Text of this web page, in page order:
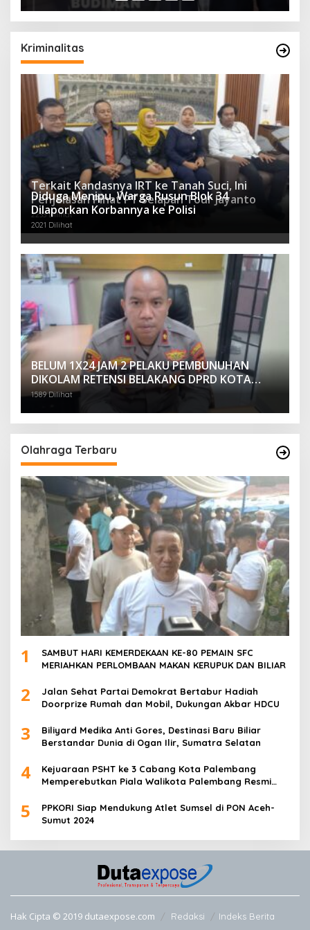
Kriminalitas
Terkait Kandasnya IRT ke Tanah Suci, Ini
Penjelasan Pihat PT Selapan Tour Jayanto
2233 Dilihat
Diduga Menipu, Warga Rusun Blok 34
Dilaporkan Korbannya ke Polisi
2021 Dilihat
BELUM 1X24 JAM 2 PELAKU PEMBUNUHAN
DIKOLAM RETENSI BELAKANG DPRD KOTA
PALEMBANG TELAH DIRINGKUS ANGGOTA
1589 Dilihat
Olahraga Terbaru
1
SAMBUT HARI KEMERDEKAAN KE-80 PEMAIN SFC
MERIAHKAN PERLOMBAAN MAKAN KERUPUK DAN BILIAR
2
Jalan Sehat Partai Demokrat Bertabur Hadiah
Doorprize Rumah dan Mobil, Dukungan Akbar HDCU
3
Biliyard Medika Anti Gores, Destinasi Baru Biliar
Berstandar Dunia di Ogan Ilir, Sumatra Selatan
4
Kejuaraan PSHT ke 3 Cabang Kota Palembang
Memperebutkan Piala Walikota Palembang Resmi
5
PPKORI Siap Mendukung Atlet Sumsel di PON Aceh-
Sumut 2024
Hak Cipta © 2019 dutaexpose.com Redaksi Indeks Berita